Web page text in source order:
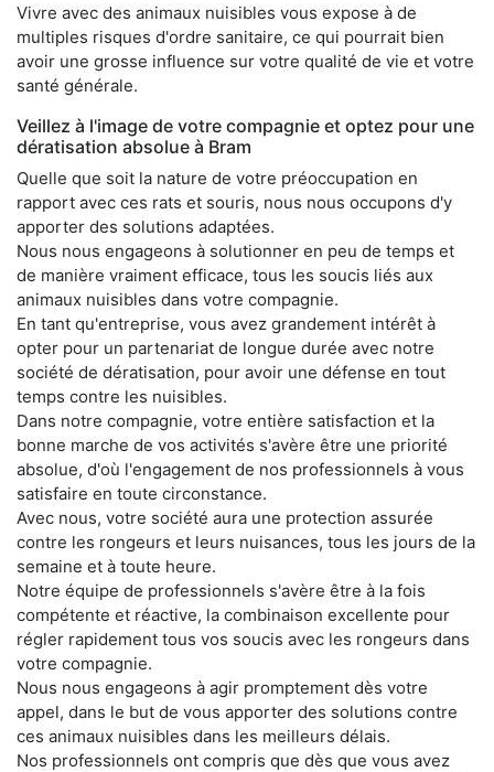
Vivre avec des animaux nuisibles vous expose à de
multiples risques d'ordre sanitaire, ce qui pourrait bien
avoir une grosse influence sur votre qualité de vie et votre
santé générale.
Veillez à l'image de votre compagnie et optez pour une
dératisation absolue à Bram
Quelle que soit la nature de votre préoccupation en
rapport avec ces rats et souris, nous nous occupons d'y
apporter des solutions adaptées.
Nous nous engageons à solutionner en peu de temps et
de manière vraiment efficace, tous les soucis liés aux
animaux nuisibles dans votre compagnie.
En tant qu'entreprise, vous avez grandement intérêt à
opter pour un partenariat de longue durée avec notre
société de dératisation, pour avoir une défense en tout
temps contre les nuisibles.
Dans notre compagnie, votre entière satisfaction et la
bonne marche de vos activités s'avère être une priorité
absolue, d'où l'engagement de nos professionnels à vous
satisfaire en toute circonstance.
Avec nous, votre société aura une protection assurée
contre les rongeurs et leurs nuisances, tous les jours de la
semaine et à toute heure.
Notre équipe de professionnels s'avère être à la fois
compétente et réactive, la combinaison excellente pour
régler rapidement tous vos soucis avec les rongeurs dans
votre compagnie.
Nous nous engageons à agir promptement dès votre
appel, dans le but de vous apporter des solutions contre
ces animaux nuisibles dans les meilleurs délais.
Nos professionnels ont compris que dès que vous avez